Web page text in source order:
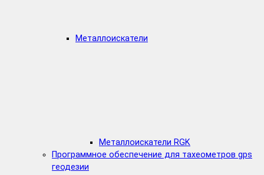
Металлоискатели
Металлоискатели RGK
Программное обеспечение для тахеометров gps
геодезии